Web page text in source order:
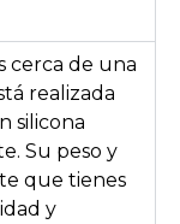
cerca de una
realizada
silicona
Su peso y
que tienes
y